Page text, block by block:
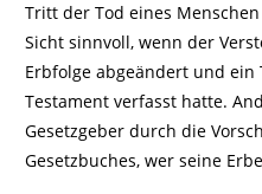
Tritt der Tod eines
Sicht sinnvoll, wenn der
Erbfolge abgeändert und
Testament verfasst hatte.
Gesetzgeber durch die
Gesetzbuches, wer seine